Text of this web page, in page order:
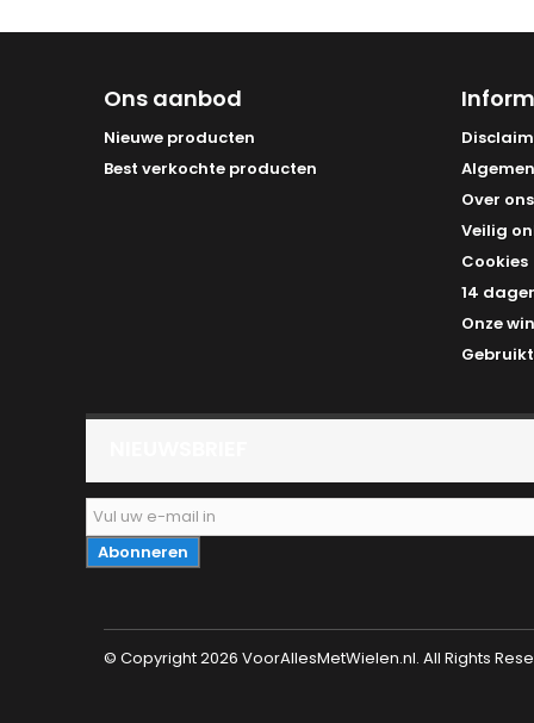
Ons aanbod
Nieuwe producten
Best verkochte producten
Over ons
Veilig
Cookies
14
Onze
© Copyright 2026 VoorAllesMetWielen.nl. All Rights
Abonneren